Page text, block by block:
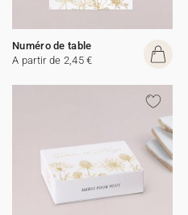
Numéro de table
A partir de 2,45 €